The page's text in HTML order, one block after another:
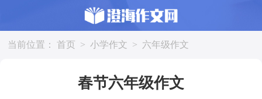
当前位置： 首页 > 小学作文 > 六年级作文
春节六年级作文